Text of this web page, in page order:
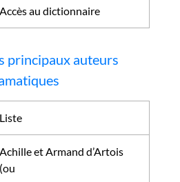
Accès au dictionnaire
principaux auteurs
Liste
Achille et Armand d’Artois
(ou